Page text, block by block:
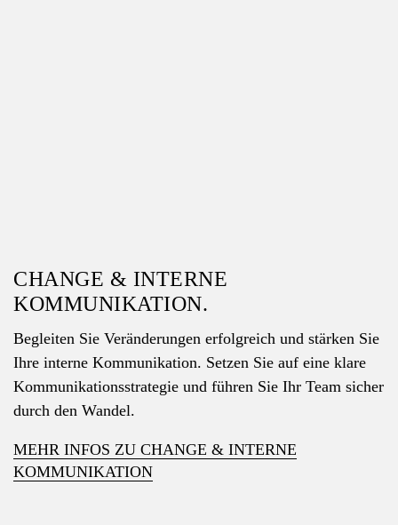
CHANGE & INTERNE
KOMMUNIKATION.
Begleiten Sie Veränderungen erfolgreich und stärken Sie
Ihre interne Kommunikation. Setzen Sie auf eine klare
Kommunikationsstrategie und führen Sie Ihr Team sicher
durch den Wandel.
MEHR INFOS ZU CHANGE & INTERNE
KOMMUNIKATION